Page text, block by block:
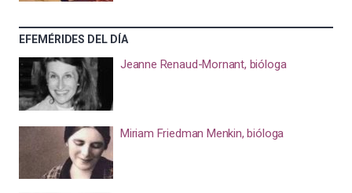
EFEMÉRIDES DEL DÍA
Jeanne Renaud-Mornant, bióloga
Miriam Friedman Menkin, bióloga